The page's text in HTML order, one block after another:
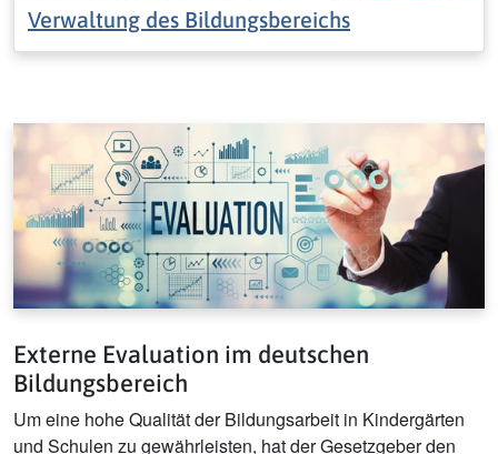
Verwaltung des Bildungsbereichs
Externe Evaluation im deutschen
Bildungsbereich
Um eine hohe Qualität der Bildungsarbeit in Kindergärten
und Schulen zu gewährleisten, hat der Gesetzgeber den